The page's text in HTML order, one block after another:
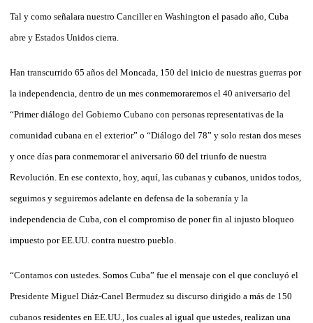
Tal y como señalara nuestro Canciller en Washington el pasado año, Cuba
abre y Estados Unidos cierra.
Han transcurrido 65 años del Moncada, 150 del inicio de nuestras guerras por
la independencia, dentro de un mes conmemoraremos el 40 aniversario del
“Primer diálogo del Gobierno Cubano con personas representativas de la
comunidad cubana en el exterior” o “Diálogo del 78” y solo restan dos meses
y once días para conmemorar el aniversario 60 del triunfo de nuestra
Revolución. En ese contexto, hoy, aquí, las cubanas y cubanos, unidos todos,
seguimos y seguiremos adelante en defensa de la soberanía y la
independencia de Cuba, con el compromiso de poner fin al injusto bloqueo
impuesto por EE.UU. contra nuestro pueblo.
“Contamos con ustedes. Somos Cuba” fue el mensaje con el que concluyó el
Presidente Miguel Diáz-Canel Bermudez su discurso dirigido a más de 150
cubanos residentes en EE.UU., los cuales al igual que ustedes, realizan una